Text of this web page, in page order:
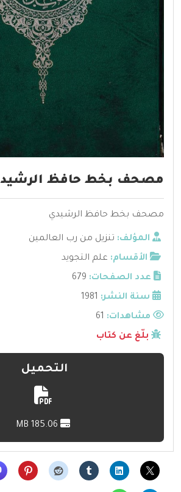
مصحف بخط حافظ
مصحف بخط حافظ الرشيدي
المؤلف: تنزيل من رب العالمين
الأقسام: علم التجويد
عدد الصفحات: 679
سنة النشر: 1981
مشاهدات:
بلّغ عن كتاب
التحميل